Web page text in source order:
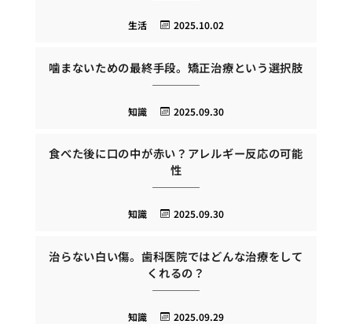
2025.10.02
生活
噛まないための最終手段。矯正治療という選択肢
2025.09.30
知識
食べた後に口の中が赤い？アレルギー反応の可能
性
2025.09.30
知識
治らない白い傷。歯科医院ではどんな治療をして
くれるの？
2025.09.29
知識